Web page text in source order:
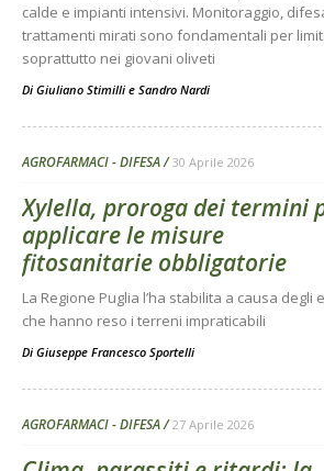
calde e impianti intensivi. Monitoraggio,
trattamenti mirati sono fondamentali per
soprattutto nei giovani oliveti
Di Giuliano Stimilli e Sandro Nardi
AGROFARMACI - DIFESA 30 Aprile 2026
Xylella, proroga dei termini
applicare le misure
fitosanitarie obbligatorie
La Regione Puglia l’ha stabilita a causa
che hanno reso i terreni impraticabili
Di Giuseppe Francesco Sportelli
AGROFARMACI - DIFESA 27 Aprile 2026